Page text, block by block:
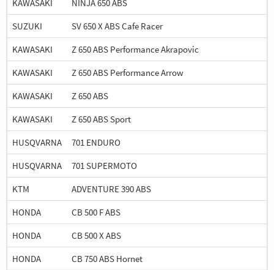
KAWASAKI
NINJA 650 ABS
SUZUKI
SV 650 X ABS Cafe Racer
KAWASAKI
Z 650 ABS Performance Akrapovic
KAWASAKI
Z 650 ABS Performance Arrow
KAWASAKI
Z 650 ABS
KAWASAKI
Z 650 ABS Sport
HUSQVARNA
701 ENDURO
HUSQVARNA
701 SUPERMOTO
KTM
ADVENTURE 390 ABS
HONDA
CB 500 F ABS
HONDA
CB 500 X ABS
HONDA
CB 750 ABS Hornet